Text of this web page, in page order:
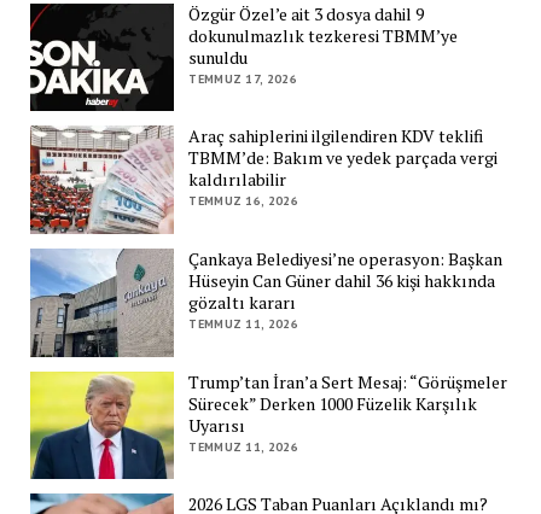
Özgür Özel’e ait 3 dosya dahil 9
dokunulmazlık tezkeresi TBMM’ye
sunuldu
TEMMUZ 17, 2026
Araç sahiplerini ilgilendiren KDV teklifi
TBMM’de: Bakım ve yedek parçada vergi
kaldırılabilir
TEMMUZ 16, 2026
Çankaya Belediyesi’ne operasyon: Başkan
Hüseyin Can Güner dahil 36 kişi hakkında
gözaltı kararı
TEMMUZ 11, 2026
Trump’tan İran’a Sert Mesaj: “Görüşmeler
Sürecek” Derken 1000 Füzelik Karşılık
Uyarısı
TEMMUZ 11, 2026
2026 LGS Taban Puanları Açıklandı mı?